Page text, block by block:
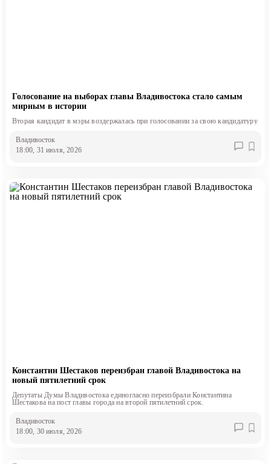
Голосование на выборах главы Владивостока стало самым
мирным в истории
Вторая кандидат в мэры воздержалась при голосовании за свою кандидатуру
Владивосток
18:00, 31 июля, 2026
Константин Шестаков переизбран главой Владивостока на
новый пятилетний срок
Депутаты Думы Владивостока единогласно переизбрали Константина
Шестакова на пост главы города на второй пятилетний срок.
Владивосток
18:00, 30 июля, 2026